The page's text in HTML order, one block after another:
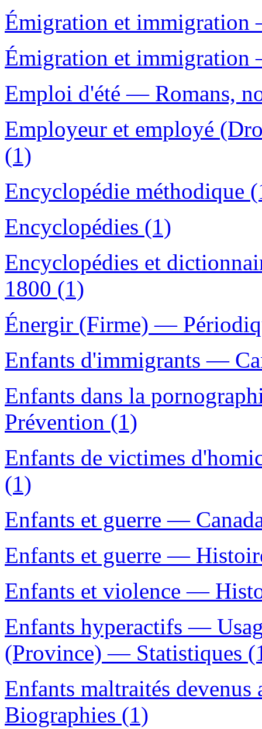
Émigration et immigration
Émigration et
Emploi d'été — Romans,
Employeur et employé
(1)
Encyclopédie méthodique
Encyclopédies (1)
Encyclopédies et
1800 (1)
Énergir (Firme) —
Enfants d'immigrants —
Enfants dans la
Prévention (1)
Enfants de victimes
(1)
Enfants et guerre —
Enfants et guerre —
Enfants et violence —
Enfants hyperactifs —
(Province) — Statistiques
Enfants maltraités
Biographies (1)